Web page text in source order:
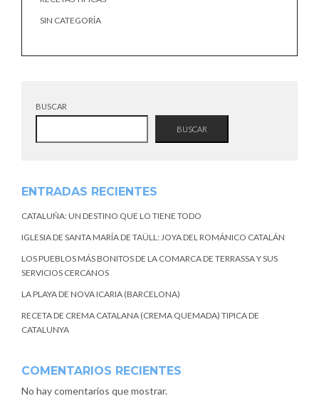
SIN CATEGORÍA
BUSCAR
BUSCAR
ENTRADAS RECIENTES
CATALUÑA: UN DESTINO QUE LO TIENE TODO
IGLESIA DE SANTA MARÍA DE TAÜLL: JOYA DEL ROMÁNICO CATALÁN
LOS PUEBLOS MÁS BONITOS DE LA COMARCA DE TERRASSA Y SUS
SERVICIOS CERCANOS
LA PLAYA DE NOVA ICARIA (BARCELONA)
RECETA DE CREMA CATALANA (CREMA QUEMADA) TIPICA DE
CATALUNYA
COMENTARIOS RECIENTES
No hay comentarios que mostrar.